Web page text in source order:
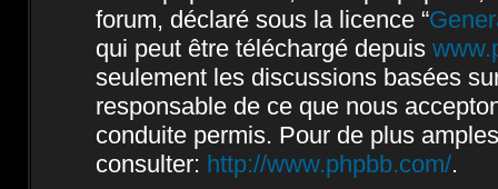
forum, déclaré sous la licence “
qui peut être téléchargé depuis
seulement les discussions basées
responsable de ce que nous
conduite permis. Pour de plus
consulter: http://www.phpbb.com/.